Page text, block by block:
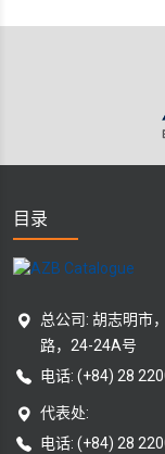
目录
总公司: 胡志明市
路，24-24A号
电话: (+84) 28
代表处:
电话: (+84) 28